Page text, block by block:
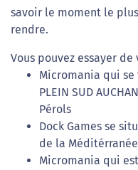
savoir le moment le
rendre.
Vous pouvez essayer de
Micromania qui
PLEIN SUD
Pérols
Dock Games se
de la
Micromania qui